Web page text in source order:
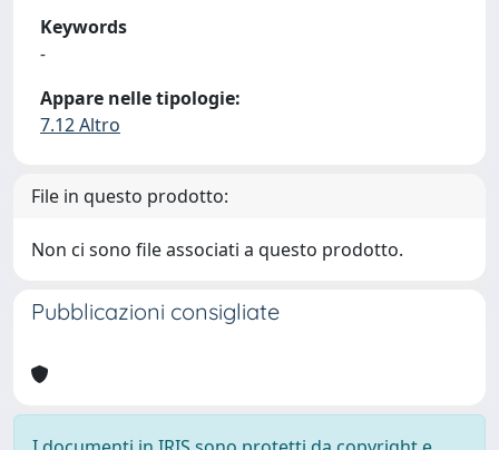
Keywords
-
Appare nelle tipologie:
7.12 Altro
File in questo prodotto:
Non ci sono file associati a questo prodotto.
Pubblicazioni consigliate